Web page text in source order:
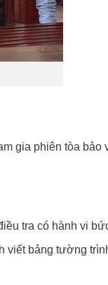
gia phiên tòa bảo
tra có hành vi
viết bảng tường